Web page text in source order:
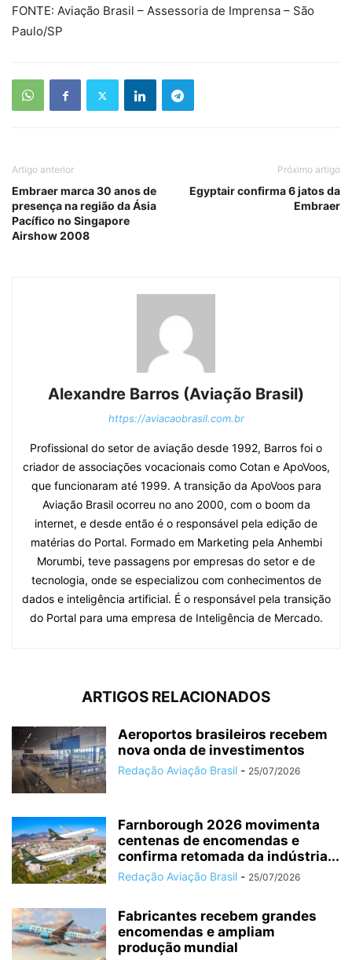
FONTE: Aviação Brasil – Assessoria de Imprensa – São
Paulo/SP
Artigo anterior
Embraer marca 30 anos de
presença na região da Ásia
Pacífico no Singapore
Próximo artigo
Egyptair confirma 6 jatos da
Embraer
Alexandre Barros (Aviação Brasil)
https://aviacaobrasil.com.br
Profissional do setor de aviação desde 1992, Barros foi o
criador de associações vocacionais como Cotan e ApoVoos,
que funcionaram até 1999. A transição da ApoVoos para
Aviação Brasil ocorreu no ano 2000, com o boom da
internet, e desde então é o responsável pela edição de
matérias do Portal. Formado em Marketing pela Anhembi
Morumbi, teve passagens por empresas do setor e de
tecnologia, onde se especializou com conhecimentos de
dados e inteligência artificial. É o responsável pela transição
do Portal para uma empresa de Inteligência de Mercado.
ARTIGOS RELACIONADOS
Aeroportos brasileiros recebem
nova onda de investimentos
Redação Aviação Brasil - 25/07/2026
Farnborough 2026 movimenta
centenas de encomendas e
confirma retomada da indústria...
Redação Aviação Brasil - 25/07/2026
Fabricantes recebem grandes
encomendas e ampliam
produção mundial